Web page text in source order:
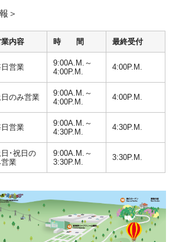
＞
内容 時 間 最終受付
営業
9:00A.M.～
4:00P.M.
4:00P.M.
日のみ営業
9:00A.M.～
4:00P.M.
4:00P.M.
営業
9:00A.M.～
4:30P.M.
4:30P.M.
･祝日の
業
9:00A.M.～
3:30P.M.
3:30P.M.